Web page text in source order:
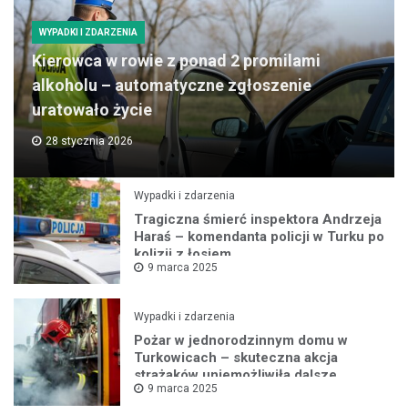
WYPADKI I ZDARZENIA
Kierowca w rowie z ponad 2 promilami
alkoholu – automatyczne zgłoszenie
uratowało życie
28 stycznia 2026
Wypadki i zdarzenia
Tragiczna śmierć inspektora Andrzeja
Haraś – komendanta policji w Turku po
kolizji z łosiem
9 marca 2025
Wypadki i zdarzenia
Pożar w jednorodzinnym domu w
Turkowicach – skuteczna akcja
strażaków uniemożliwiła dalsze
rozprzestrzenianie się ognia
9 marca 2025